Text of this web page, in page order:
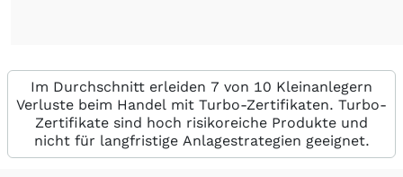
Im Durchschnitt erleiden 7 von 10 Kleinanlegern
Verluste beim Handel mit Turbo-Zertifikaten. Turbo-
Zertifikate sind hoch risikoreiche Produkte und
nicht für langfristige Anlagestrategien geeignet.